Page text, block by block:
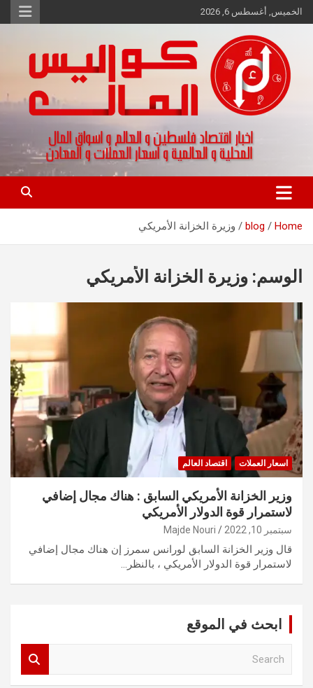
Skip
to
الخميس, أغسطس 6, 2026
كواليس المال
اخبار اقتصاد فلسطين و العالم و تقارير اسواق المال و العملات
Home
blog وزيرة الخزانة الأمريكي
الوسم: وزيرة الخزانة الأمريكي
اسعار العملات اقتصاد العالم
وزير الخزانة الأمريكي السابق : هناك مجال إضافي
لاستمرار قوة الدولار الأمريكي
سبتمبر 10, 2022 Majde Nouri
قال وزير الخزانة السابق لورانس سمرز إن هناك مجال إضافي
لاستمرار قوة الدولار الأمريكي ، بالنظر…
ابحث في الموقع